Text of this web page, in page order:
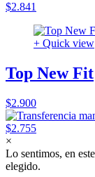
$2.841
+ Quick view
Top New Fit
$2.900
$2.755
×
Lo sentimos, en
elegido.